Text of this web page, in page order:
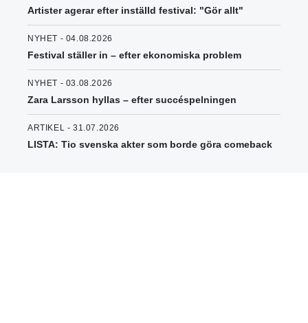
Artister agerar efter inställd festival: "Gör allt"
NYHET - 04.08.2026
Festival ställer in – efter ekonomiska problem
NYHET - 03.08.2026
Zara Larsson hyllas – efter succéspelningen
ARTIKEL - 31.07.2026
LISTA: Tio svenska akter som borde göra comeback